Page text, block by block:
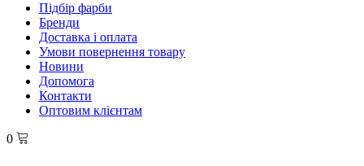
Підбір фарби
Бренди
Доставка і оплата
Умови повернення товару
Новини
Допомога
Контакти
Оптовим клієнтам
0